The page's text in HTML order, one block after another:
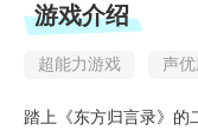
游戏介绍
超能力游戏 声
踏上《东方归言录》的